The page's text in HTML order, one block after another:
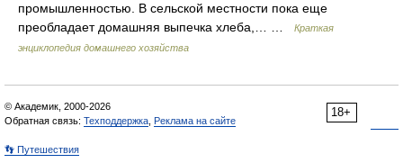
промышленностью. В сельской местности пока еще
преобладает домашняя выпечка хлеба,… …
Краткая
энциклопедия домашнего хозяйства
18+
© Академик, 2000-2026
Обратная связь: Техподдержка Реклама на сайте
👣 Путешествия